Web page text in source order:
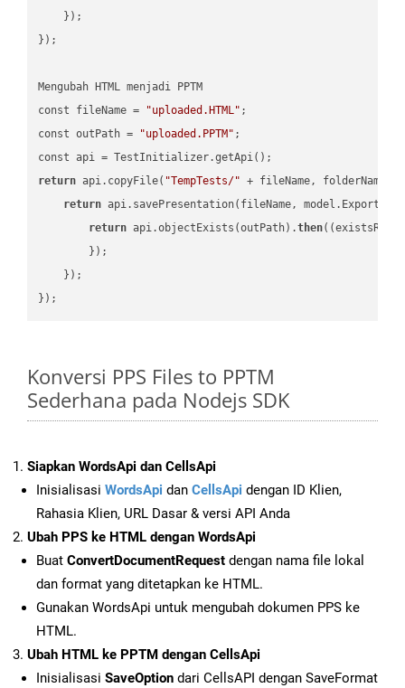
    });
});
Mengubah HTML menjadi PPTM
const fileName =
"uploaded.HTML" ;
const outPath =
"uploaded.PPTM" ;
return api.copyFile( "TempTests/" + fileName, folderName +
return api.savePresentation(fileName,
return api.objectExists(outPath).then(
        });
    });
Konversi PPS Files to PPTM
Sederhana pada Nodejs SDK
Siapkan WordsApi dan CellsApi
Inisialisasi WordsApi dan CellsApi dengan ID Klien,
Rahasia Klien, URL Dasar & versi API Anda
Ubah PPS ke HTML dengan WordsApi
Buat ConvertDocumentRequest dengan nama file lokal
dan format yang ditetapkan ke HTML.
Gunakan WordsApi untuk mengubah dokumen PPS ke
HTML.
Ubah HTML ke PPTM dengan CellsApi
Inisialisasi SaveOption dari CellsAPI dengan SaveFormat